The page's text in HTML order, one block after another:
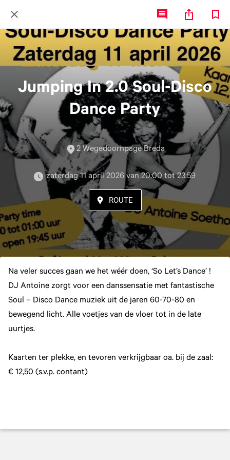
Jumping In 2.0 Soul-Disco
Dance Party
2 Wegedoornpage Breda
zaterdag 11 april 2026 van 20:00 tot 23:59
ROUTE
Na veler succes gaan we het wéér doen, ‘So Let’s Dance’ !
DJ Antoine zorgt voor een danssensatie met fantastische
Soul – Disco Dance muziek uit de jaren 60-70-80 en
bewegend licht. Alle voetjes van de vloer tot in de late
uurtjes.
Kaarten ter plekke, en tevoren verkrijgbaar oa. bij de zaal:
€ 12,50 (s.v.p. contant)